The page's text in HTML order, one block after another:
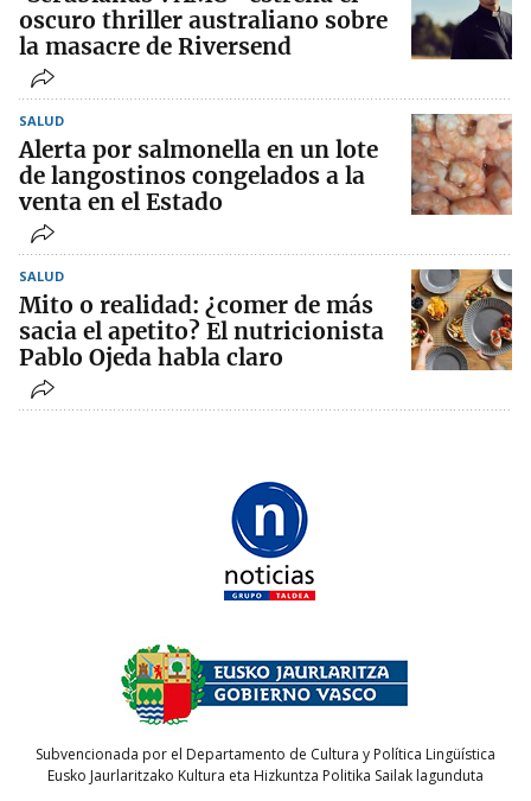
oscuro thriller australiano sobre
la masacre de Riversend
SALUD
Alerta por salmonella en un lote
de langostinos congelados a la
venta en el Estado
SALUD
Mito o realidad: ¿comer de más
sacia el apetito? El nutricionista
Pablo Ojeda habla claro
Subvencionada por el Departamento de Cultura y Política Lingüística
Eusko Jaurlaritzako Kultura eta Hizkuntza Politika Sailak lagunduta